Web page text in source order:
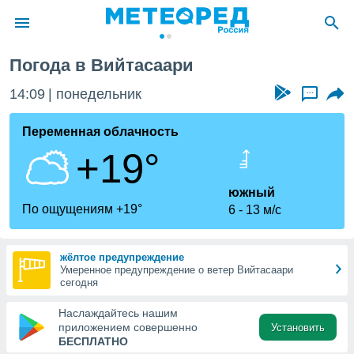
о
Вы можете
к этому
доступ
Погода в Вийтасаари
14:09 понедельник ...
Переменная облачность
+19°
По ощущениям +19°
южный
6
13 м/с
жёлтое предупреждение
Умеренное предупреждение о ветер Вийтасаари
сегодня
Наслаждайтесь нашим
приложением совершенно
БЕСПЛАТНО
Установить